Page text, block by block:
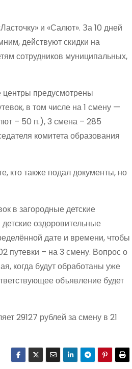
и «Салют». За 10 дней
действуют скидки на
сотрудников муниципальных,
центры предусмотрены
в том числе на 1 смену —
– 50 п.), 3 смена – 285
комитета образования
кто также подал документы, но
в загородные детские
оздоровительные
дате и времени, чтобы
путевки – на 3 смену. Вопрос о
когда будут обработаны уже
объявление будет
29127 рублей за смену в 21